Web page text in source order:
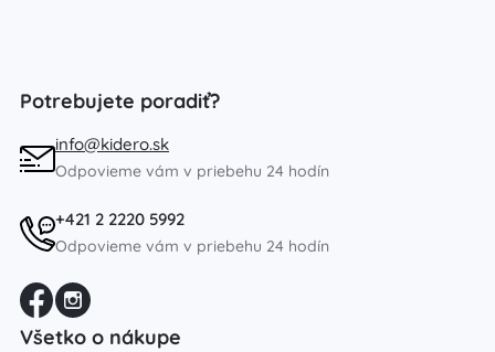
Potrebujete poradiť?
info@kidero.sk
Odpovieme vám v priebehu 24 hodín
+421 2 2220 5992
Odpovieme vám v priebehu 24 hodín
Všetko o nákupe